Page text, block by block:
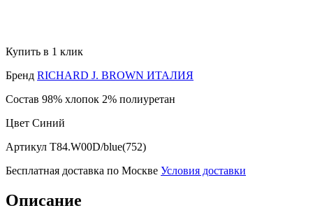
Купить в 1 клик
Бренд RICHARD J. BROWN ИТАЛИЯ
Состав 98% хлопок 2% полиуретан
Цвет Синий
Артикул T84.W00D/blue(752)
Бесплатная доставка по Москве Условия доставки
Описание